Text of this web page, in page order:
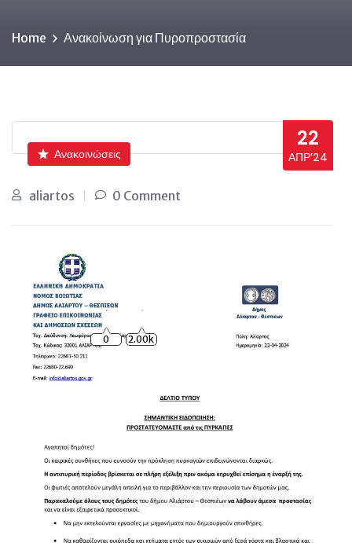
Home Ανακοίνωση για Πυροπροστασία
22
ΑΠΡ’24
Ανακοινώσεις
aliartos 0 Comment
0 2.00k